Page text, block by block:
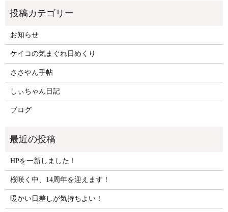
お知らせ
ケイコの気まぐれ日めくり
ささやん手帖
しぃちゃん日記
ブログ
HPを一新しました！
桜咲く中、14周年を迎えます！
暖かい日差しが気持ちよい！